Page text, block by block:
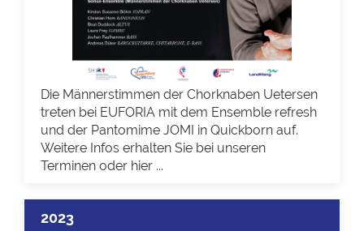
Die Männerstimmen der Chorknaben Uetersen
treten bei EUFORIA mit dem Ensemble refresh
und der Pantomime JOMI in Quickborn auf.
Weitere Infos erhalten Sie bei unseren
Terminen oder hier ...
2023